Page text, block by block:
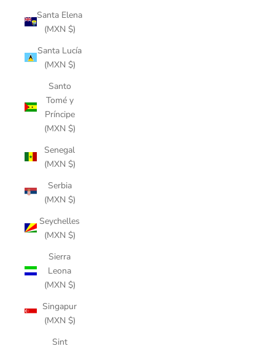
Santa Elena
(MXN $)
Santa Lucía
(MXN $)
Santo
Tomé y
Príncipe
(MXN $)
Senegal
(MXN $)
Serbia
(MXN $)
Seychelles
(MXN $)
Sierra
Leona
(MXN $)
Singapur
(MXN $)
Sint